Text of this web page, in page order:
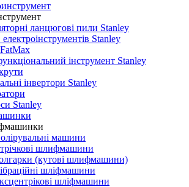
ланцюгові пили Stanley
Stanley
інструмент Stanley
інвертори Stanley
Stanley
машини
шлифмашини
(кутові шлифмашини)
шліфмашини
шліфмашини